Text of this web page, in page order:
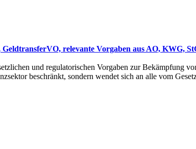
GeldtransferVO, relevante Vorgaben aus AO, KWG,
und regulatorischen Vorgaben zur Bekämpfung
beschränkt, sondern wendet sich an alle vom